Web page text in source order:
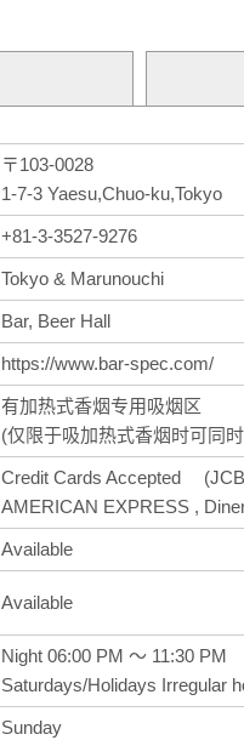
〒103-0028
1-7-3 Yaesu,Chuo-ku,Tokyo
+81-3-3527-9276
Tokyo & Marunouchi
Bar, Beer Hall
https://www.bar-spec.com/
有加热式香烟专用吸烟区
(仅限于吸加热式香烟时可同
Credit Cards Accepted (JCB
AMERICAN EXPRESS ,
Available
Available
Night 06:00 PM ～ 11:30 PM
Saturdays/Holidays Irregular
Sunday